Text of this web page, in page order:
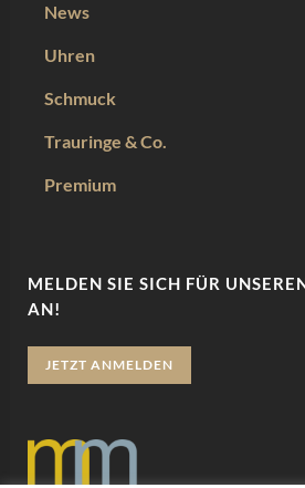
News
Uhren
Schmuck
Trauringe & Co.
Premium
MELDEN SIE SICH FÜR
AN!
JETZT ANMELDEN